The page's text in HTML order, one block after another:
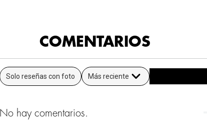
COMENTARIOS
Solo reseñas con foto Más reciente
No hay comentarios.